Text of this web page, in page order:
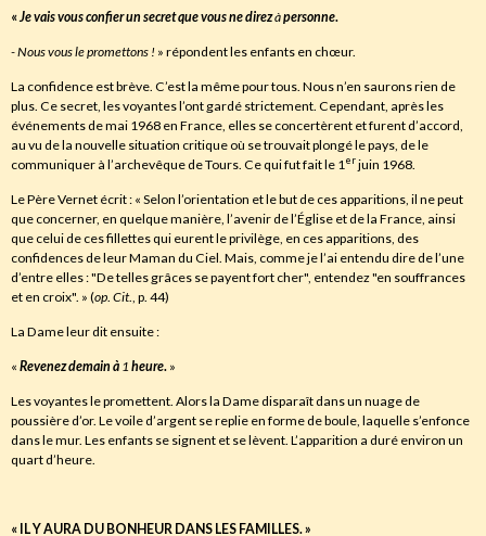
«Je vais vous confier un secret que vous ne direzàpersonne.
- Nous vous le promettons ! » répondent les enfants en chœur.
La confidence est brève. C’est la même pour tous. Nous n’en saurons rien de
plus. Ce secret, les voyantes l’ont gardé strictement. Cependant, après les
événements de mai 1968 en France, elles se concertèrent et furent d’accord,
au vu de la nouvelle situation critique où se trouvait plongé le pays, de le
communiquer à l’archevêque de Tours. Ce qui fut fait le 1erjuin 1968.
Le Père Vernet écrit : « Selon l’orientation et le but de ces apparitions, il ne peut
que concerner, en quelque manière, l’avenir de l’Église et de la France, ainsi
que celui de ces fillettes qui eurent le privilège, en ces apparitions, des
confidences de leur Maman du Ciel. Mais, comme je l’ai entendu dire de l’une
d’entre elles : "De telles grâces se payent fort cher", entendez "en souffrances
et en croix". » (op. Cit., p. 44)
La Dame leur dit ensuite :
« Revenez demain à 1heure. »
Les voyantes le promettent. Alors la Dame disparaît dans un nuage de
poussière d’or. Le voile d’argent se replie en forme de boule, laquelle s’enfonce
dans le mur. Les enfants se signent et se lèvent. L’apparition a duré environ un
quart d’heure.
« IL Y AURA DU BONHEUR DANS LES FAMILLES. »